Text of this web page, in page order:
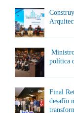
política
Final
desafío